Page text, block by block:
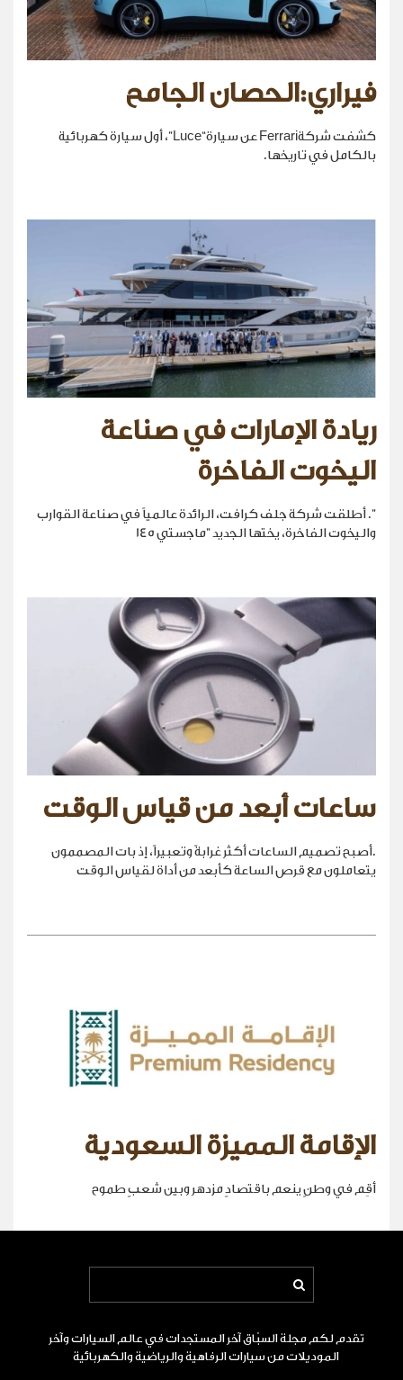
فيراري:الحصان الجامح
كشفت شركةFerrari عن سيارة“Luce”، أول سيارة كهربائية
بالكامل في تاريخها.
ريادة الإمارات في صناعة
اليخوت الفاخرة
". أطلقت شركة جلف كرافت، الرائدة عالمياً في صناعة القوارب
واليخوت الفاخرة، يختها الجديد "ماجستي 145
ساعات أبعد من قياس الوقت
.أصبح تصميم الساعات أكثر غرابةً وتعبيراً، إذ بات المصممون
يتعاملون مع قرص الساعة كأبعد من أداة لقياس الوقت
الإقامة المميزة السعودية
أقِم في وطنٍ ينعم باقتصادٍ مزدهر وبين شعبٍ طموح
تقدم لكم مجلة السبّاق آخر المستجدات في عالم السيارات وآخر
الموديلات من سيارات الرفاهية والرياضية والكهربائية